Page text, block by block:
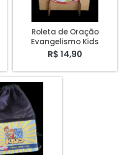
Roleta de Oração
Evangelismo Kids
R$ 14,90